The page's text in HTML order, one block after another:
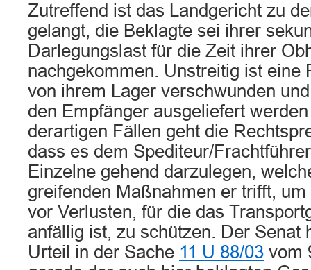
Zutreffend ist das Landgericht zu
gelangt, die Beklagte sei ihrer
Darlegungslast für die Zeit ihrer
nachgekommen. Unstreitig ist eine
von ihrem Lager verschwunden
den Empfänger ausgeliefert
derartigen Fällen geht die
dass es dem Spediteur/
Einzelne gehend darzulegen,
greifenden Maßnahmen er trifft,
vor Verlusten, für die das
anfällig ist, zu schützen. Der Senat
Urteil in der Sache 11 U 88/03 vom